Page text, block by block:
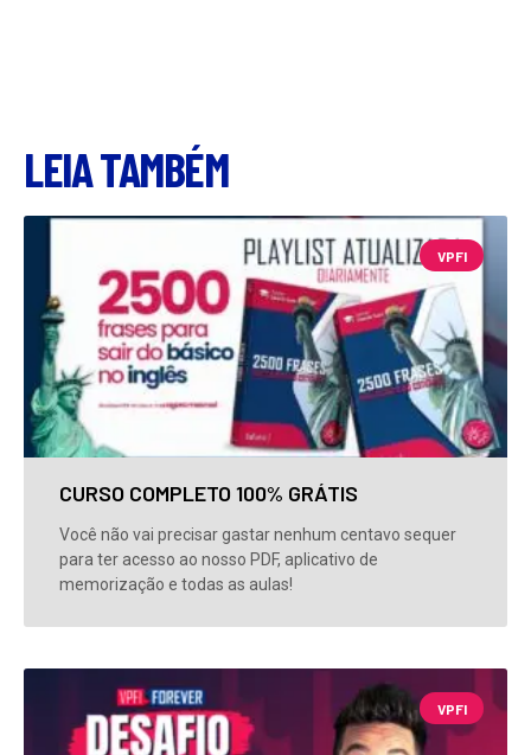
LEIA TAMBÉM
VPFI
CURSO COMPLETO 100% GRÁTIS
Você não vai precisar gastar nenhum centavo sequer
para ter acesso ao nosso PDF, aplicativo de
memorização e todas as aulas!
VPFI